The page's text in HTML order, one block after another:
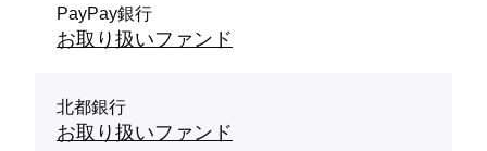
PayPay銀行
お取り扱いファンド
北都銀行
お取り扱いファンド